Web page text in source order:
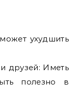
ухудшить
друзей: Иметь
полезно в